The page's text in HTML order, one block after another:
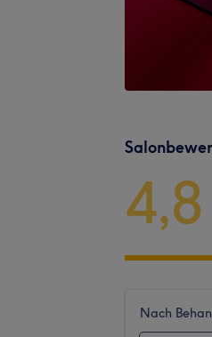
4,8
Nach